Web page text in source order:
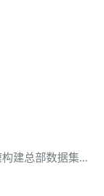
多经销商ERP对接金蝶用友管家婆，快速构建总部数据集成中台